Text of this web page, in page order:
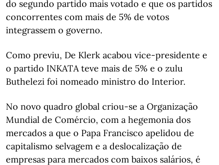
do segundo partido mais votado e que os partidos
concorrentes com mais de 5% de votos
integrassem o governo.
Como previu, De Klerk acabou vice-presidente e
o partido INKATA teve mais de 5% e o zulu
Buthelezi foi nomeado ministro do Interior.
No novo quadro global criou-se a Organização
Mundial de Comércio, com a hegemonia dos
mercados a que o Papa Francisco apelidou de
capitalismo selvagem e a deslocalização de
empresas para mercados com baixos salários, é